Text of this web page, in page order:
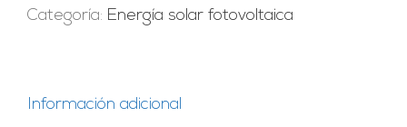
Fotovoltaica
Categoría: Energía solar fotovoltaica
Información adicional